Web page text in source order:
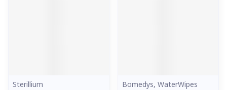
Sterillium
Bomedys, WaterWipes